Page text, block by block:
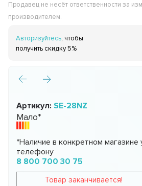
Продавец не несёт ответственности за
производителем.
Авторизуйтесь, чтобы
получить скидку 5%
Артикул:SE-28NZ
Мало*
*Наличие в конкретном магазине
телефону
8 800 700 30 75
Товар заканчивается!